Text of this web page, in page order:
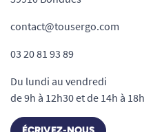
contact@tousergo.com
03 20 81 93 89
Du lundi au vendredi
de 9h à 12h30 et de 14h à 18h